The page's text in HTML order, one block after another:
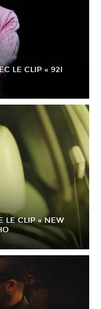
LE CLIP « 92I
LE CLIP « NEW